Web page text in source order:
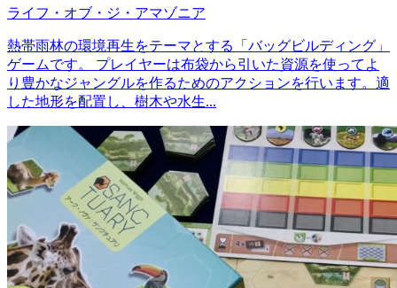
ライフ・オブ・ジ・アマゾニア
熱帯雨林の環境再生をテーマとする「バッグビルディング」
ゲームです。 プレイヤーは布袋から引いた資源を使ってよ
り豊かなジャングルを作るためのアクションを行います。適
した地形を配置し、樹木や水生...